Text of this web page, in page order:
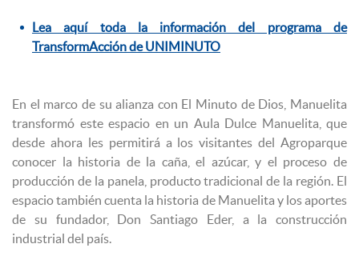
Lea aquí toda la información del programa de
TransformAcción de UNIMINUTO
En el marco de su alianza con El Minuto de Dios, Manuelita
transformó este espacio en un Aula Dulce Manuelita, que
desde ahora les permitirá a los visitantes del Agroparque
conocer la historia de la caña, el azúcar, y el proceso de
producción de la panela, producto tradicional de la región. El
espacio también cuenta la historia de Manuelita y los aportes
de su fundador, Don Santiago Eder, a la construcción
industrial del país.